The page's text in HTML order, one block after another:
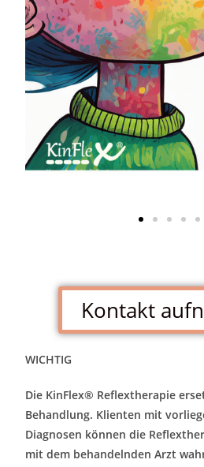
Kontakt
WICHTIG
Die KinFlex® Reflextherapie
Behandlung. Klienten mit
Diagnosen können die
mit dem behandelnden Arzt